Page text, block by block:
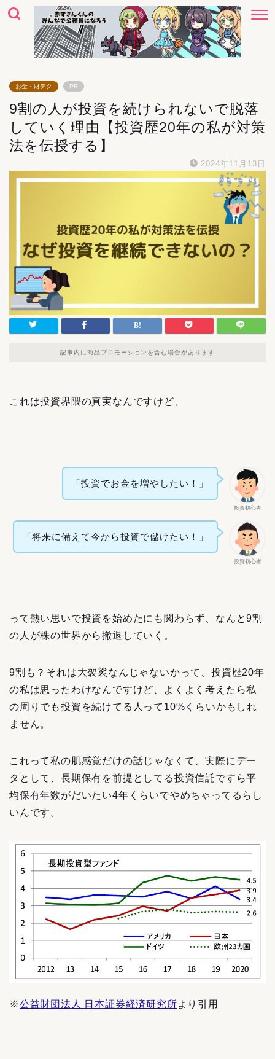
お金・財テク PR
9割の人が投資を続けられないで脱落
していく理由【投資歴20年の私が対策
法を伝授する】
2024年11月13日
記事内に商品プロモーションを含む場合があります
これは投資界隈の真実なんですけど、
投資初心者
「投資でお金を増やしたい！」
投資初心者
「将来に備えて今から投資で儲けたい！」
って熱い思いで投資を始めたにも関わらず、なんと9割
の人が株の世界から撤退していく。
9割も？それは大袈裟なんじゃないかって、投資歴20年
の私は思ったわけなんですけど、よくよく考えたら私
の周りでも投資を続けてる人って10%くらいかもしれ
ません。
これって私の肌感覚だけの話じゃなくて、実際にデー
タとして、長期保有を前提としてる投資信託ですら平
均保有年数がだいたい4年くらいでやめちゃってるらし
いんです。
※公益財団法人 日本証券経済研究所より引用